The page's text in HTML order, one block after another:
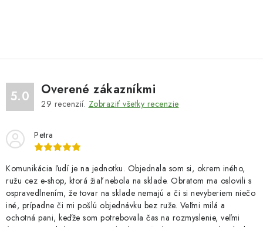
á
d
a
c
e
r
v
k
y
5.0 Overené zákazníkmi
29 recenzií. Zobraziť všetky recenzie
Petra
Komunikácia ľudí je na jednotku. Objednala som si, okrem iného,
ružu cez e-shop, ktorá žiaľ nebola na sklade. Obratom ma oslovili s
ospravedlnením, že tovar na sklade nemajú a či si nevyberiem niečo
iné, prípadne či mi pošlú objednávku bez ruže. Veľmi milá a
ochotná pani, keďže som potrebovala čas na rozmyslenie, veľmi